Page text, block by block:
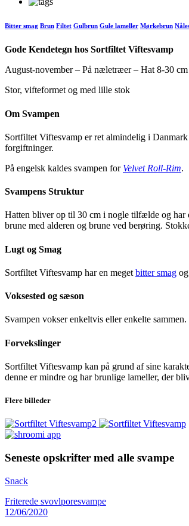
Bitter smag Brun Filtet Gulbrun Gule lameller Mørkebrun
Gode Kendetegn hos Sortfiltet Viftesvamp
August-november – På næletræer – Hat 8-30 cm
Stor, vifteformet og med lille stok
Om Svampen
Sortfiltet Viftesvamp er ret almindelig i
forgiftninger.
På engelsk kaldes svampen for Velvet Roll-Rim.
Svampens Struktur
Hatten bliver op til 30 cm i nogle tilfælde og har
brune med alderen og brune ved berøring.
Lugt og Smag
Sortfiltet Viftesvamp har en meget bitter smag
Voksested og sæson
Svampen vokser enkeltvis eller enkelte
Forvekslinger
Sortfiltet Viftesvamp kan på grund af sine
denne er mindre og har brunlige lameller, der
Flere billeder
Seneste opskrifter med alle svampe
Snack
Friterede svovlporesvampe
12/06/2020